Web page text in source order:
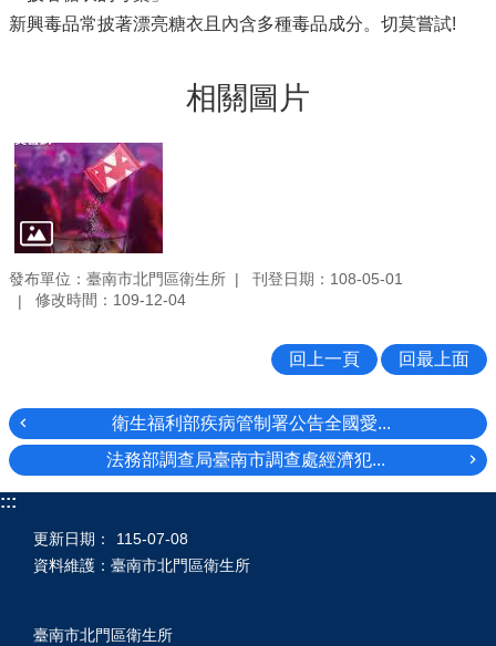
新興毒品常披著漂亮糖衣且內含多種毒品成分。切莫嘗試!
相關圖片
發布單位：臺南市北門區衛生所
刊登日期：108-05-01
修改時間：109-12-04
回上一頁 回最上面
衛生福利部疾病管制署公告全國愛...
法務部調查局臺南市調查處經濟犯...
:::
更新日期：
115-07-08
資料維護：臺南市北門區衛生所
臺南市北門區衛生所